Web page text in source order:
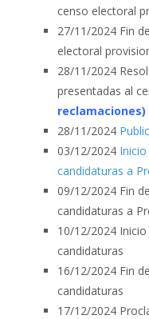
censo electoral
27/11/2024 Fin
electoral
28/11/2024
presentadas al
reclamaciones)
28/11/2024
03/12/2024
candidaturas a
09/12/2024 Fin
candidaturas a
10/12/2024
candidaturas
16/12/2024 Fin
candidaturas
17/12/2024